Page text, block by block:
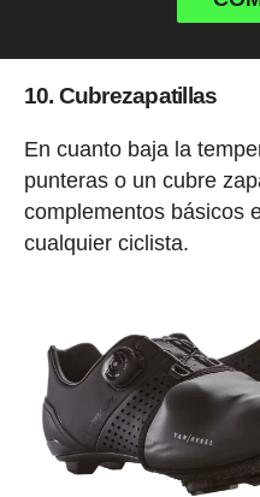
10. Cubrezapatillas
En cuanto baja la
punteras o un cubre
complementos básicos
cualquier ciclista.